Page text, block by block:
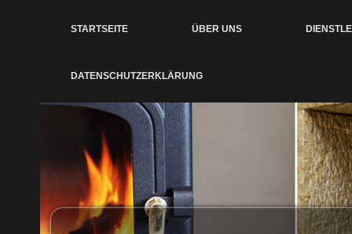
STARTSEITE ÜBER UNS
DATENSCHUTZERKLÄRUNG